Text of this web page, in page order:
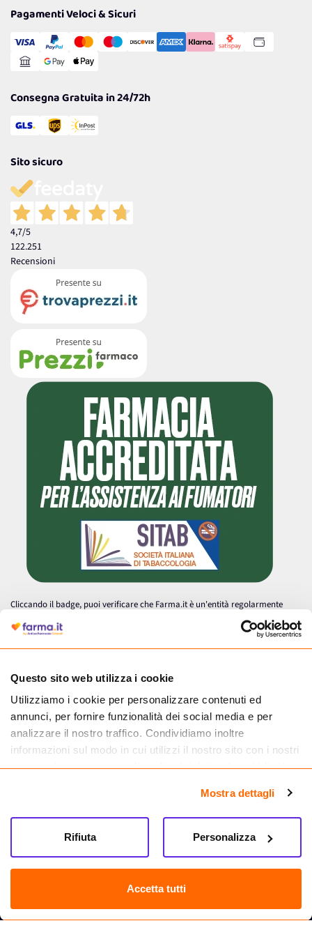
Questo sito web utilizza i cookie
Utilizziamo i cookie per personalizzare contenuti ed
annunci, per fornire funzionalità dei social media e per
analizzare il nostro traffico. Condividiamo inoltre
informazioni sul modo in cui utilizzi il nostro sito con i nostri
partner che si occupano di analisi dei dati web, pubblicità e
informazioni che hai fornito loro o che hanno raccolto dal
tuo utilizzo dei loro servizi.
Mostra dettagli
Accetta tutti
Personalizza
Rifiuta
Cookie Policy
Gestisci Cookie
Reso Facile e Veloce
Pagamenti Veloci & Sicuri
Consegna Gratuita in 24/72h
Sito sicuro
4,7/5
122.251
Recensioni
Cliccando il badge, puoi verificare che Farma.it è un'entità regolarmente
autorizzata dal Ministero della Salute a effettuare la vendita online di
medicinali.
Farma.it S.a.s. P. IVA 07417261216 REA: NA-884088
CREDITS
Sede legale Via delle Repubbliche Marinare 128, 80147 Napoli